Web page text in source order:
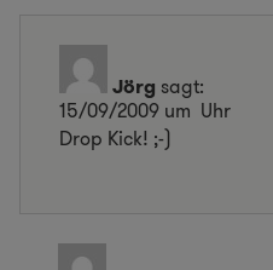
Jörg sagt:
15/09/2009 um Uhr
Drop Kick! ;-)